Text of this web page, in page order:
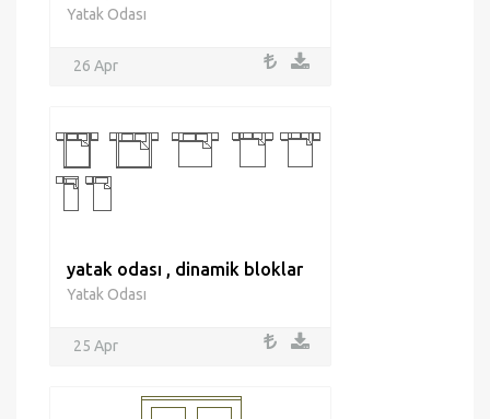
Yatak Odası
26 Apr
yatak odası , dinamik bloklar
Yatak Odası
25 Apr